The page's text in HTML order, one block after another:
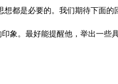
都是必要的。我们期待下面
象。最好能提醒他，举出一些